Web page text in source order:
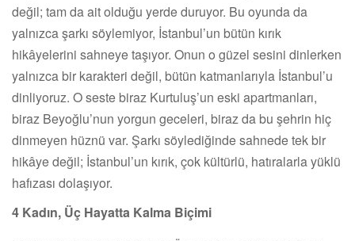
değil; tam da ait olduğu yerde duruyor. Bu oyunda da
yalnızca şarkı söylemiyor, İstanbul’un bütün kırık
hikâyelerini sahneye taşıyor. Onun o güzel sesini dinlerken
yalnızca bir karakteri değil, bütün katmanlarıyla İstanbul’u
dinliyoruz. O seste biraz Kurtuluş’un eski apartmanları,
biraz Beyoğlu’nun yorgun geceleri, biraz da bu şehrin hiç
dinmeyen hüznü var. Şarkı söylediğinde sahnede tek bir
hikâye değil; İstanbul’un kırık, çok kültürlü, hatıralarla yüklü
hafızası dolaşıyor.
4 Kadın, Üç Hayatta Kalma Biçimi